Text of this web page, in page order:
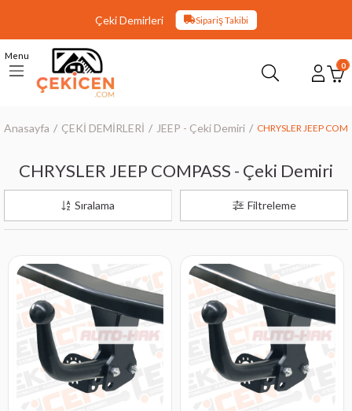
Çeki Demirleri Sipariş Takibi
Menu
0
Anasayfa ÇEKİ DEMİRLERİ JEEP - Çeki Demiri CHRYSLER JEEP
CHRYSLER JEEP COMPASS - Çeki Demiri
Filtreleme
Sıralama